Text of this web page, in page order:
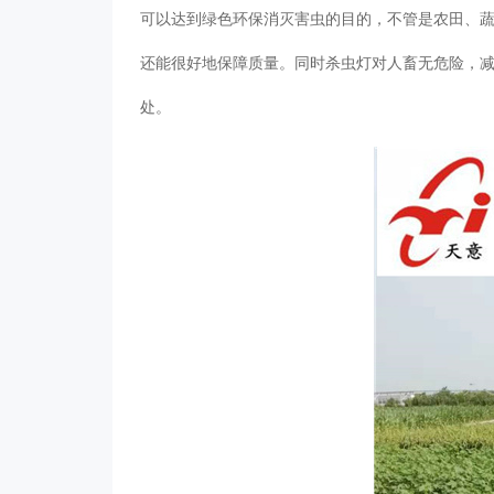
可以达到绿色环保消灭害虫的目的，不管是农田、蔬
还能很好地保障质量。同时杀虫灯对人畜无危险
处。